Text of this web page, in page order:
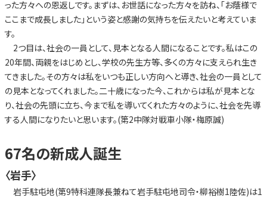
った方々への恩返しです。まずは、お世話になった方々を訪ね、「お蔭様で
ここまで成長しました」という姿と感謝の気持ちを伝えたいと考えていま
す。
2つ目は、社会の一員として、見本となる人間になることです。私はこの
20年間、両親をはじめとし、学校の先生方等、多くの方々に支えられ生き
てきました。その方々は私をいつも正しい方向へと導き、社会の一員として
の見本となってくれました。二十歳になった今、これからは私が見本とな
り、社会の先頭に立ち、今まで私を導いてくれた方々のように、社会を先導
する人間になりたいと思います。(第2中隊対戦車小隊・梅原誠)
67名の新成人誕生
〈岩手〉
岩手駐屯地(第9特科連隊長兼ねて岩手駐屯地司令・柳裕樹1陸佐)は1